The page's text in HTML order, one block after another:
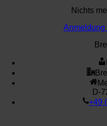
Nichts
Anmeldung
D-
+49